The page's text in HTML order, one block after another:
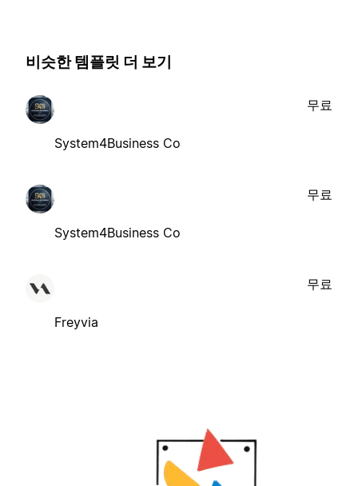
비슷한 템플릿 더 보기
System4Business Co
무료
System4Business Co
무료
Freyvia
무료